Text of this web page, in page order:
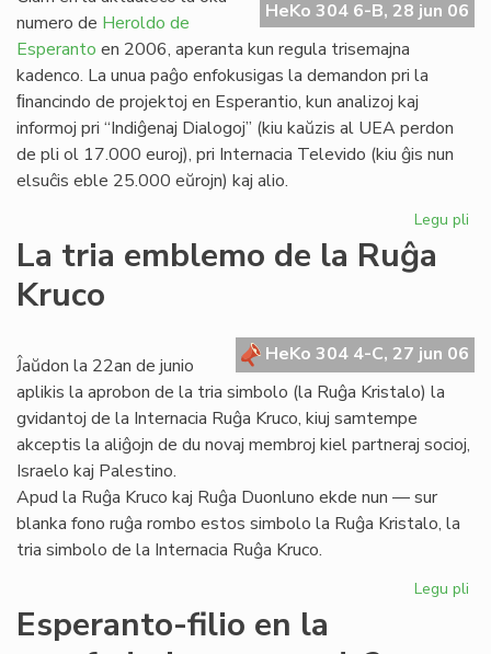
HeKo 304 6-B, 28 jun 06
numero de Heroldo de
Esperanto en 2006, aperanta kun regula trisemajna
kadenco. La unua paĝo enfokusigas la demandon pri la
ﬁnancindo de projektoj en Esperantio, kun analizoj kaj
informoj pri “Indiĝenaj Dialogoj” (kiu kaŭzis al UEA perdon
de pli ol 17.000 euroj), pri Internacia Televido (kiu ĝis nun
elsuĉis eble 25.000 eŭrojn) kaj alio.
Legu pli
La tria emblemo de la Ruĝa
Kruco
HeKo 304 4-C, 27 jun 06
Ĵaŭdon la 22an de junio
aplikis la aprobon de la tria simbolo (la Ruĝa Kristalo) la
gvidantoj de la Internacia Ruĝa Kruco, kiuj samtempe
akceptis la aliĝojn de du novaj membroj kiel partneraj socioj,
Israelo kaj Palestino.
Apud la Ruĝa Kruco kaj Ruĝa Duonluno ekde nun — sur
blanka fono ruĝa rombo estos simbolo la Ruĝa Kristalo, la
tria simbolo de la Internacia Ruĝa Kruco.
Legu pli
Esperanto-filio en la